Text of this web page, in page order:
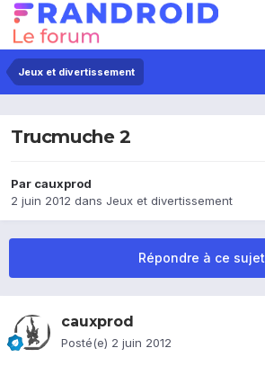
Jeux et divertissement
Trucmuche 2
Par cauxprod
2 juin 2012 dans Jeux et divertissement
Répondre à ce sujet
cauxprod
Posté(e) 2 juin 2012